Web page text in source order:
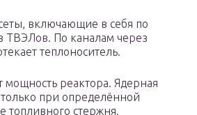
включающие в себя по
ТВЭЛов. По каналам через
теплоноситель.
реактора. Ядерная
при определённой
топливного стержня.